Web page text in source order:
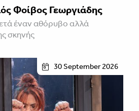
Φοίβος Γεωργιάδης
έναν αθόρυβο αλλά
σκηνής
30 September 2026